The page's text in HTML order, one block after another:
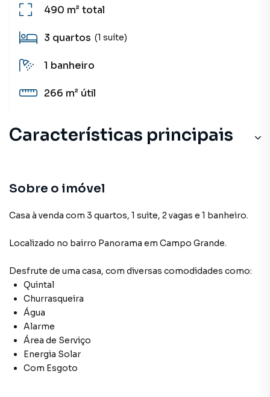
490 m²total
3 quartos (1 suíte)
1 banheiro
266 m² útil
Características principais
Sobre o imóvel
Casa à venda com 3 quartos, 1 suite, 2 vagas e 1 banheiro.
Localizado no bairro Panorama em Campo Grande.
Desfrute de uma casa, com diversas comodidades como:
Quintal
Churrasqueira
Água
Alarme
Área de Serviço
Energia Solar
Com Esgoto